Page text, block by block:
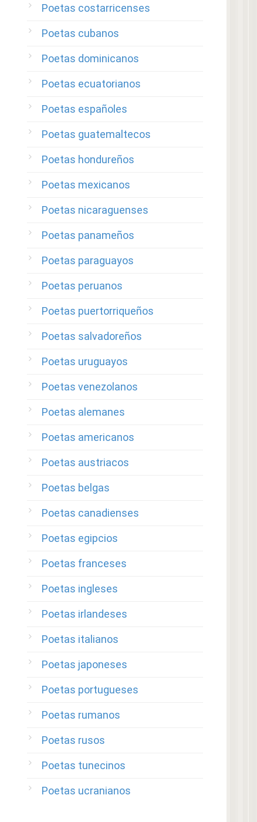
Poetas costarricenses
Poetas cubanos
Poetas dominicanos
Poetas ecuatorianos
Poetas españoles
Poetas guatemaltecos
Poetas hondureños
Poetas mexicanos
Poetas nicaraguenses
Poetas panameños
Poetas paraguayos
Poetas peruanos
Poetas puertorriqueños
Poetas salvadoreños
Poetas uruguayos
Poetas venezolanos
Poetas alemanes
Poetas americanos
Poetas austriacos
Poetas belgas
Poetas canadienses
Poetas egipcios
Poetas franceses
Poetas ingleses
Poetas irlandeses
Poetas italianos
Poetas japoneses
Poetas portugueses
Poetas rumanos
Poetas rusos
Poetas tunecinos
Poetas ucranianos